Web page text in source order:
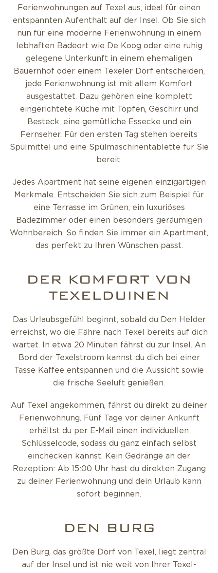
Ferienwohnungen auf Texel aus, ideal für einen
entspannten Aufenthalt auf der Insel. Ob Sie sich
nun für eine moderne Ferienwohnung in einem
lebhaften Badeort wie De Koog oder eine ruhig
gelegene Unterkunft in einem ehemaligen
Bauernhof oder einem Texeler Dorf entscheiden,
jede Ferienwohnung ist mit allem Komfort
ausgestattet. Dazu gehören eine komplett
eingerichtete Küche mit Töpfen, Geschirr und
Besteck, eine gemütliche Essecke und ein
Fernseher. Für den ersten Tag stehen bereits
Spülmittel und eine Spülmaschinentablette für Sie
bereit.
Jedes Apartment hat seine eigenen einzigartigen
Merkmale. Entscheiden Sie sich zum Beispiel für
eine Terrasse im Grünen, ein luxuriöses
Badezimmer oder einen besonders geräumigen
Wohnbereich. So finden Sie immer ein Apartment,
das perfekt zu Ihren Wünschen passt.
DER KOMFORT VON
TEXELDUINEN
Das Urlaubsgefühl beginnt, sobald du Den Helder
erreichst, wo die Fähre nach Texel bereits auf dich
wartet. In etwa 20 Minuten fährst du zur Insel. An
Bord der Texelstroom kannst du dich bei einer
Tasse Kaffee entspannen und die Aussicht sowie
die frische Seeluft genießen.
Auf Texel angekommen, fährst du direkt zu deiner
Ferienwohnung. Fünf Tage vor deiner Ankunft
erhältst du per E-Mail einen individuellen
Schlüsselcode, sodass du ganz einfach selbst
einchecken kannst. Kein Gedränge an der
Rezeption: Ab 15:00 Uhr hast du direkten Zugang
zu deiner Ferienwohnung und dein Urlaub kann
sofort beginnen.
DEN BURG
Den Burg, das größte Dorf von Texel, liegt zentral
auf der Insel und ist nie weit von Ihrer Texel-